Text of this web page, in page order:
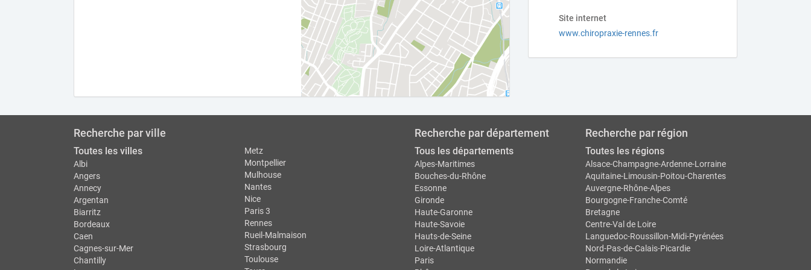
Site internet
www.chiropraxie-rennes.fr
Recherche par ville
Toutes les villes
Albi
Angers
Annecy
Argentan
Biarritz
Bordeaux
Caen
Cagnes-sur-Mer
Chantilly
Metz
Montpellier
Mulhouse
Nantes
Nice
Paris 3
Rennes
Rueil-Malmaison
Strasbourg
Toulouse
Recherche par département
Tous les départements
Alpes-Maritimes
Bouches-du-Rhône
Essonne
Gironde
Haute-Garonne
Haute-Savoie
Hauts-de-Seine
Loire-Atlantique
Paris
Recherche par région
Toutes les régions
Alsace-Champagne-Ardenne-Lorraine
Aquitaine-Limousin-Poitou-Charentes
Auvergne-Rhône-Alpes
Bourgogne-Franche-Comté
Bretagne
Centre-Val de Loire
Languedoc-Roussillon-Midi-Pyrénées
Nord-Pas-de-Calais-Picardie
Normandie